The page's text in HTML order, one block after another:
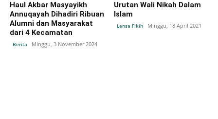
Haul Akbar Masyayikh
Annuqayah Dihadiri Ribuan
Alumni dan Masyarakat
dari 4 Kecamatan
Berita Minggu, 3 November 2024
Urutan Wali Nikah Dalam
Islam
Lensa Fikih Minggu, 18 April 2021